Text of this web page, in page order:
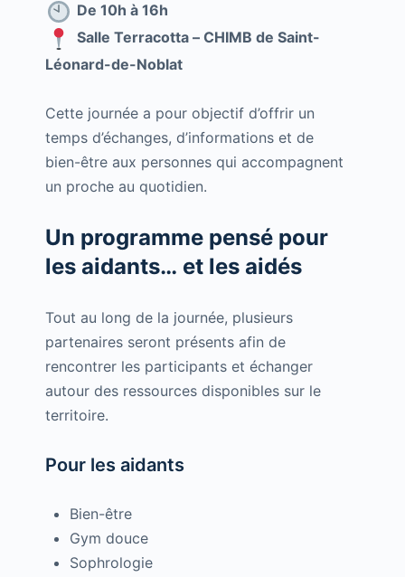
De 10h à 16h
Salle Terracotta – CHIMB de Saint-
Léonard-de-Noblat
Cette journée a pour objectif d’offrir un
temps d’échanges, d’informations et de
bien-être aux personnes qui accompagnent
un proche au quotidien.
Un programme pensé pour
les aidants… et les aidés
Tout au long de la journée, plusieurs
partenaires seront présents afin de
rencontrer les participants et échanger
autour des ressources disponibles sur le
territoire.
Pour les aidants
Bien-être
Gym douce
Sophrologie